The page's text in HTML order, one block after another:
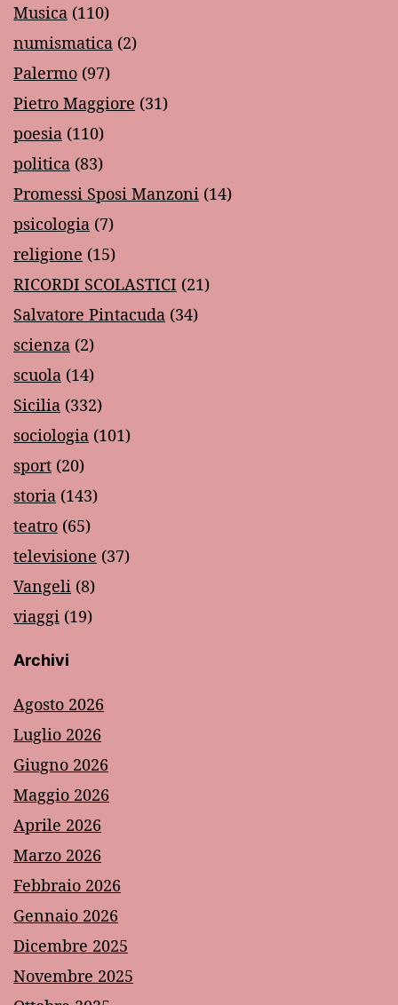
Musica (110)
numismatica (2)
Palermo (97)
Pietro Maggiore (31)
poesia (110)
politica (83)
Promessi Sposi Manzoni (14)
psicologia (7)
religione (15)
RICORDI SCOLASTICI (21)
Salvatore Pintacuda (34)
scienza (2)
scuola (14)
Sicilia (332)
sociologia (101)
sport (20)
storia (143)
teatro (65)
televisione (37)
Vangeli (8)
viaggi (19)
Archivi
Agosto 2026
Luglio 2026
Giugno 2026
Maggio 2026
Aprile 2026
Marzo 2026
Febbraio 2026
Gennaio 2026
Dicembre 2025
Novembre 2025